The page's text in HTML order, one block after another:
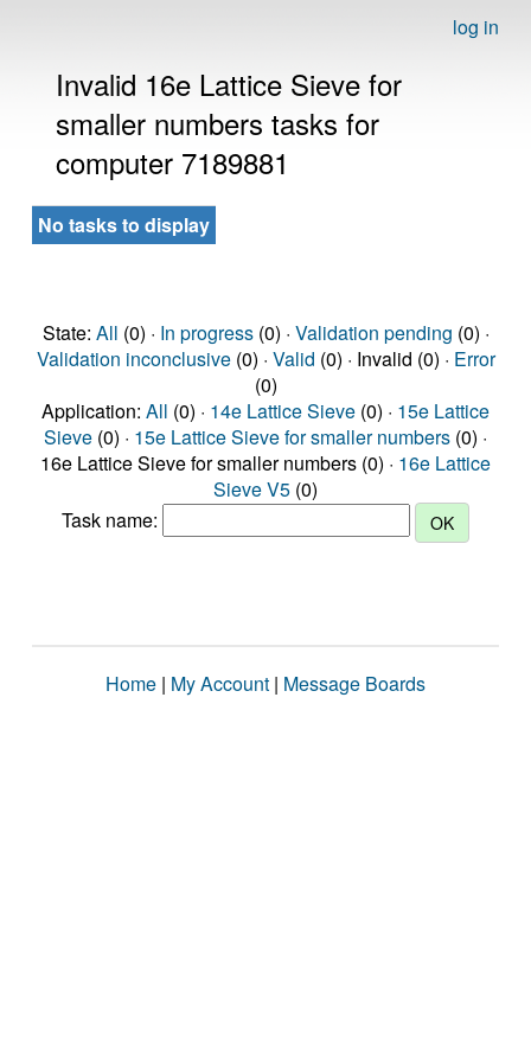
log in
Invalid 16e Lattice Sieve for
smaller numbers tasks for
computer 7189881
No tasks to display
State: All (0) · In progress(0) · Validation pending (0) ·
Validation inconclusive(0) · Valid (0) · Invalid (0) · Error
(0)
Application: All (0) · 14e Lattice Sieve (0) · 15e Lattice
Sieve (0) · 15e Lattice Sieve for smaller numbers (0) ·
16e Lattice Sieve for smaller numbers (0) · 16e Lattice
Sieve V5 (0)
Task name:
Home | My Account | Message Boards